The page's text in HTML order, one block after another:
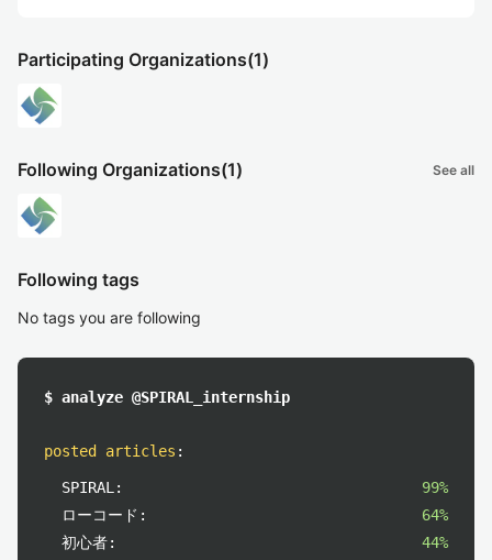
Participating Organizations(1)
Following Organizations(1) See all
Following tags
No tags you are following
$ analyze @SPIRAL_internship
posted articles :
SPIRAL:
99%
ローコード:
64%
初心者:
44%